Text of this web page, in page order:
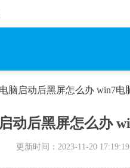
脑启动后黑屏怎么办 win7电
动后黑屏怎么办
更新时间： 2023-11-20 17:19:19